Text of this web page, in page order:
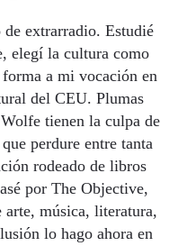
extrarradio. Estudié
elegí la cultura como
a mi vocación en
del CEU. Plumas
tienen la culpa de
perdure entre tanta
rodeado de libros
por The Objective,
arte, música, literatura,
lo hago ahora en